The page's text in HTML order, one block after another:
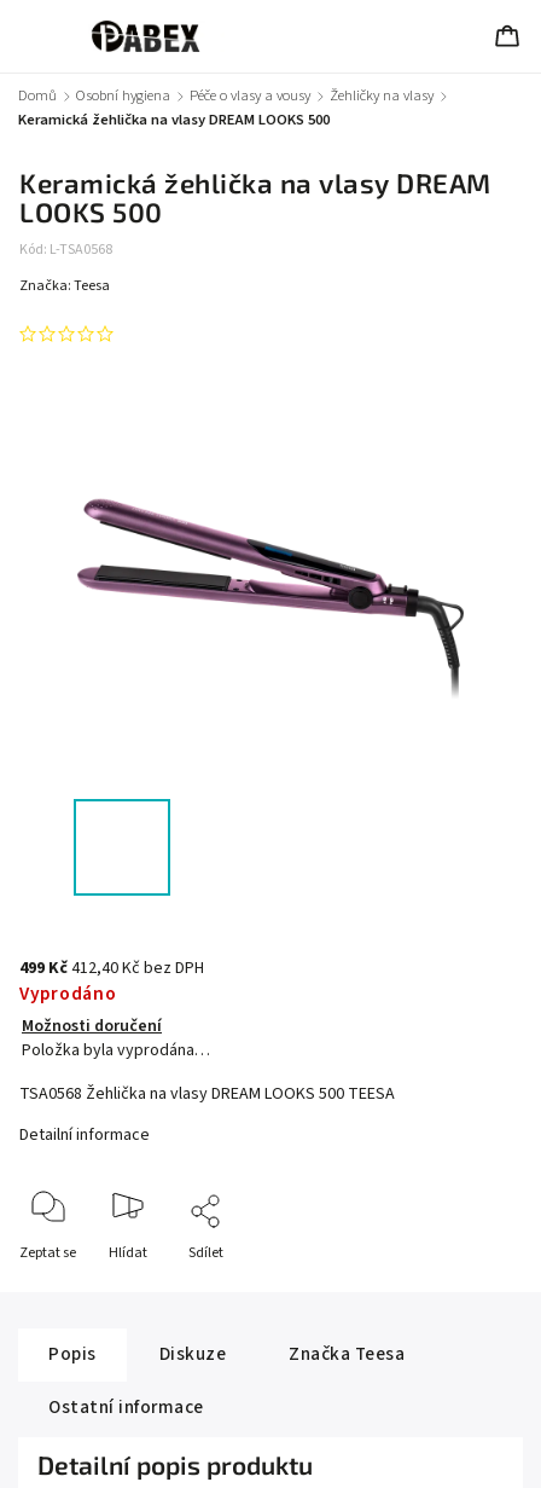
Domů / Osobní hygiena / Péče o vlasy a vousy / Žehličky na vlasy /
Keramická žehlička na vlasy DREAM LOOKS 500
Keramická žehlička na vlasy DREAM
LOOKS 500
Kód: L-TSA0568
Značka:Teesa
499 Kč412,40 Kč bez DPH
Vyprodáno
Možnosti doručení
Položka byla vyprodána…
TSA0568 Žehlička na vlasy DREAM LOOKS 500 TEESA
Detailní informace
Zeptat se Hlídat Sdílet
Popis Diskuze Značka Teesa
Ostatní informace
Detailní popis produktu